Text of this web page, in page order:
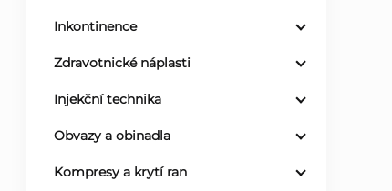
Inkontinence
Zdravotnické náplasti
Injekční technika
Obvazy a obinadla
Kompresy a krytí ran